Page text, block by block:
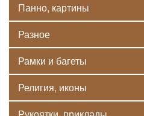
Панно, картины
Разное
Рамки и багеты
Религия, иконы